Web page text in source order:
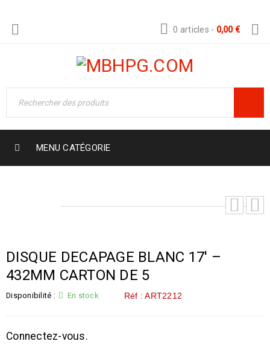
0 articles - 0,00€
MENU CATÉGORIE
DISQUE DECAPAGE BLANC 17′ –
432MM CARTON DE 5
Disponibilité : En stock Réf : ART2212
Connectez-vous.